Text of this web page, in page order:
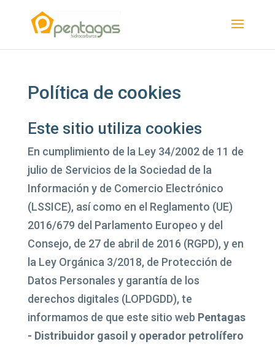
Política de cookies
Este sitio utiliza cookies
En cumplimiento de la Ley 34/2002 de 11 de
julio de Servicios de la Sociedad de la
Información y de Comercio Electrónico
(LSSICE), así como en el Reglamento (UE)
2016/679 del Parlamento Europeo y del
Consejo, de 27 de abril de 2016 (RGPD), y en
la Ley Orgánica 3/2018, de Protección de
Datos Personales y garantía de los
derechos digitales (LOPDGDD), te
informamos de que este sitio web Pentagas
- Distribuidor gasoil y operador petrolífero